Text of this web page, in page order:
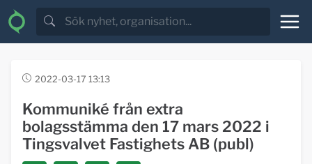
2022-03-17 13:13
Kommuniké från extra
bolagsstämma den 17 mars 2022 i
Tingsvalvet Fastighets AB (publ)